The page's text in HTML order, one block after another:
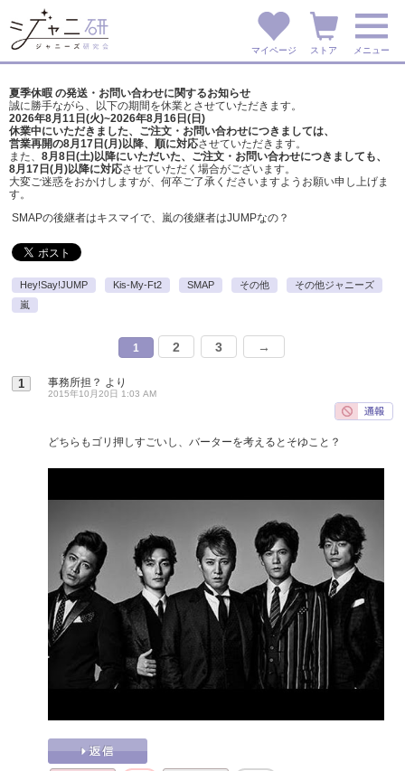
マイページ ストア メニュー
夏季休暇 の発送・お問い合わせに関するお知らせ
誠に勝手ながら、以下の期間を休業とさせていただきます。
2026年8月11日(火)~2026年8月16日(日)
休業中にいただきました、ご注文・お問い合わせにつきましては、
営業再開の8月17日(月)以降、順に対応させていただきます。
また、 8月8日(土)以降にいただいた、ご注文・ お問い合わせにつきましても、
8月17日(月)以降に対応させていただく場合がございます。
大変ご迷惑をおかけしますが、 何卒ご了承くださいますようお願い申し上げま
す。
SMAPの後継者はキスマイで、嵐の後継者はJUMPなの？
Hey!Say!JUMP Kis-My-Ft2 SMAP その他
その他ジャニーズ
嵐
1 2 3 →
1 事務所担？ より
2015年10月20日 1:03 AM
どちらもゴリ押しすごいし、バーターを考えるとそゆこと？